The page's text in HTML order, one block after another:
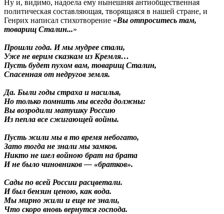
Ну и, видимо, надоела ему нынешняя антиобщественная
политическая составляющая, творящаяся в нашей стране, и
Генрих написал стихотворение «Вы отпроситесь там,
товарищ Сталин...»
Прошли года. И мы мудрее стали,
Уже не верим сказкам из Кремля…
Пусть будет пухом вам, товарищ Сталин,
Спасенная от недругов земля.
Да. Были годы страха и насилья,
Но только помнить мы всегда должны:
Вы возродили матушку Россию
Из пепла все сжигающей войны.
Пусть жили мы в то время небогато,
Зато тогда не знали мы замков.
Никто не шел войною брат на брата
И не было чиновников — «братков».
Сады по всей России расцветали.
И был бензин ценою, как вода.
Мы мирно жили и еще не знали,
Что скоро вновь вернутся господа.